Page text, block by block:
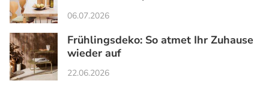
06.07.2026
Frühlingsdeko: So atmet Ihr Zuhause
wieder auf
22.06.2026